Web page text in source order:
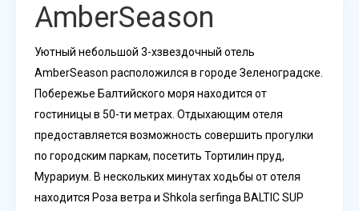
AmberSeason
Уютный небольшой 3-хзвездочный отель
AmberSeason расположился в городе Зеленоградске.
Побережье Балтийского моря находится от
гостиницы в 50-ти метрах. Отдыхающим отеля
предоставляется возможность совершить прогулки
по городским паркам, посетить Тортилин пруд,
Мурариум. В нескольких минутах ходьбы от отеля
находится Роза ветра и Shkola serfinga BALTIC SUP